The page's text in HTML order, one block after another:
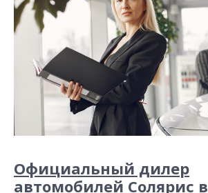
Официальный дилер
автомобилей Солярис в